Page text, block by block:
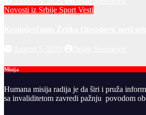
Novosti iz Srbije Sport Vesti
Misija
Humana misija radija je da širi i pruža
sa invaliditetom zavredi pažnju povodom